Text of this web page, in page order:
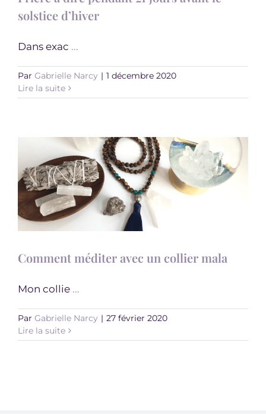
solstice d’hiver
Dans exac ...
Par Gabrielle Narcy | 1 décembre 2020
Lire la suite Comment méditer avec un collier mala
Inspirations
Comment méditer avec un collier mala
Mon collie ...
Par Gabrielle Narcy | 27 février 2020
Lire la suite